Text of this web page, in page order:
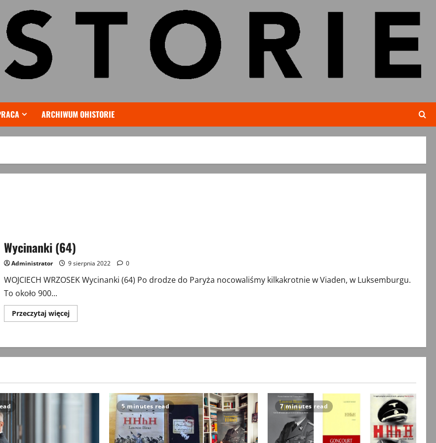
ARCHIWUM OHISTORIE
Wycinanki (64)
Administrator 9 sierpnia 2022 0
WOJCIECH WRZOSEK Wycinanki (64) Po drodze do Paryża nocowaliśmy kilkakrotnie w Viaden, w Luksemburgu.
To około 900...
Przeczytaj więcejPrzeczytaj
więcej
5 minutes read 7 minutes read